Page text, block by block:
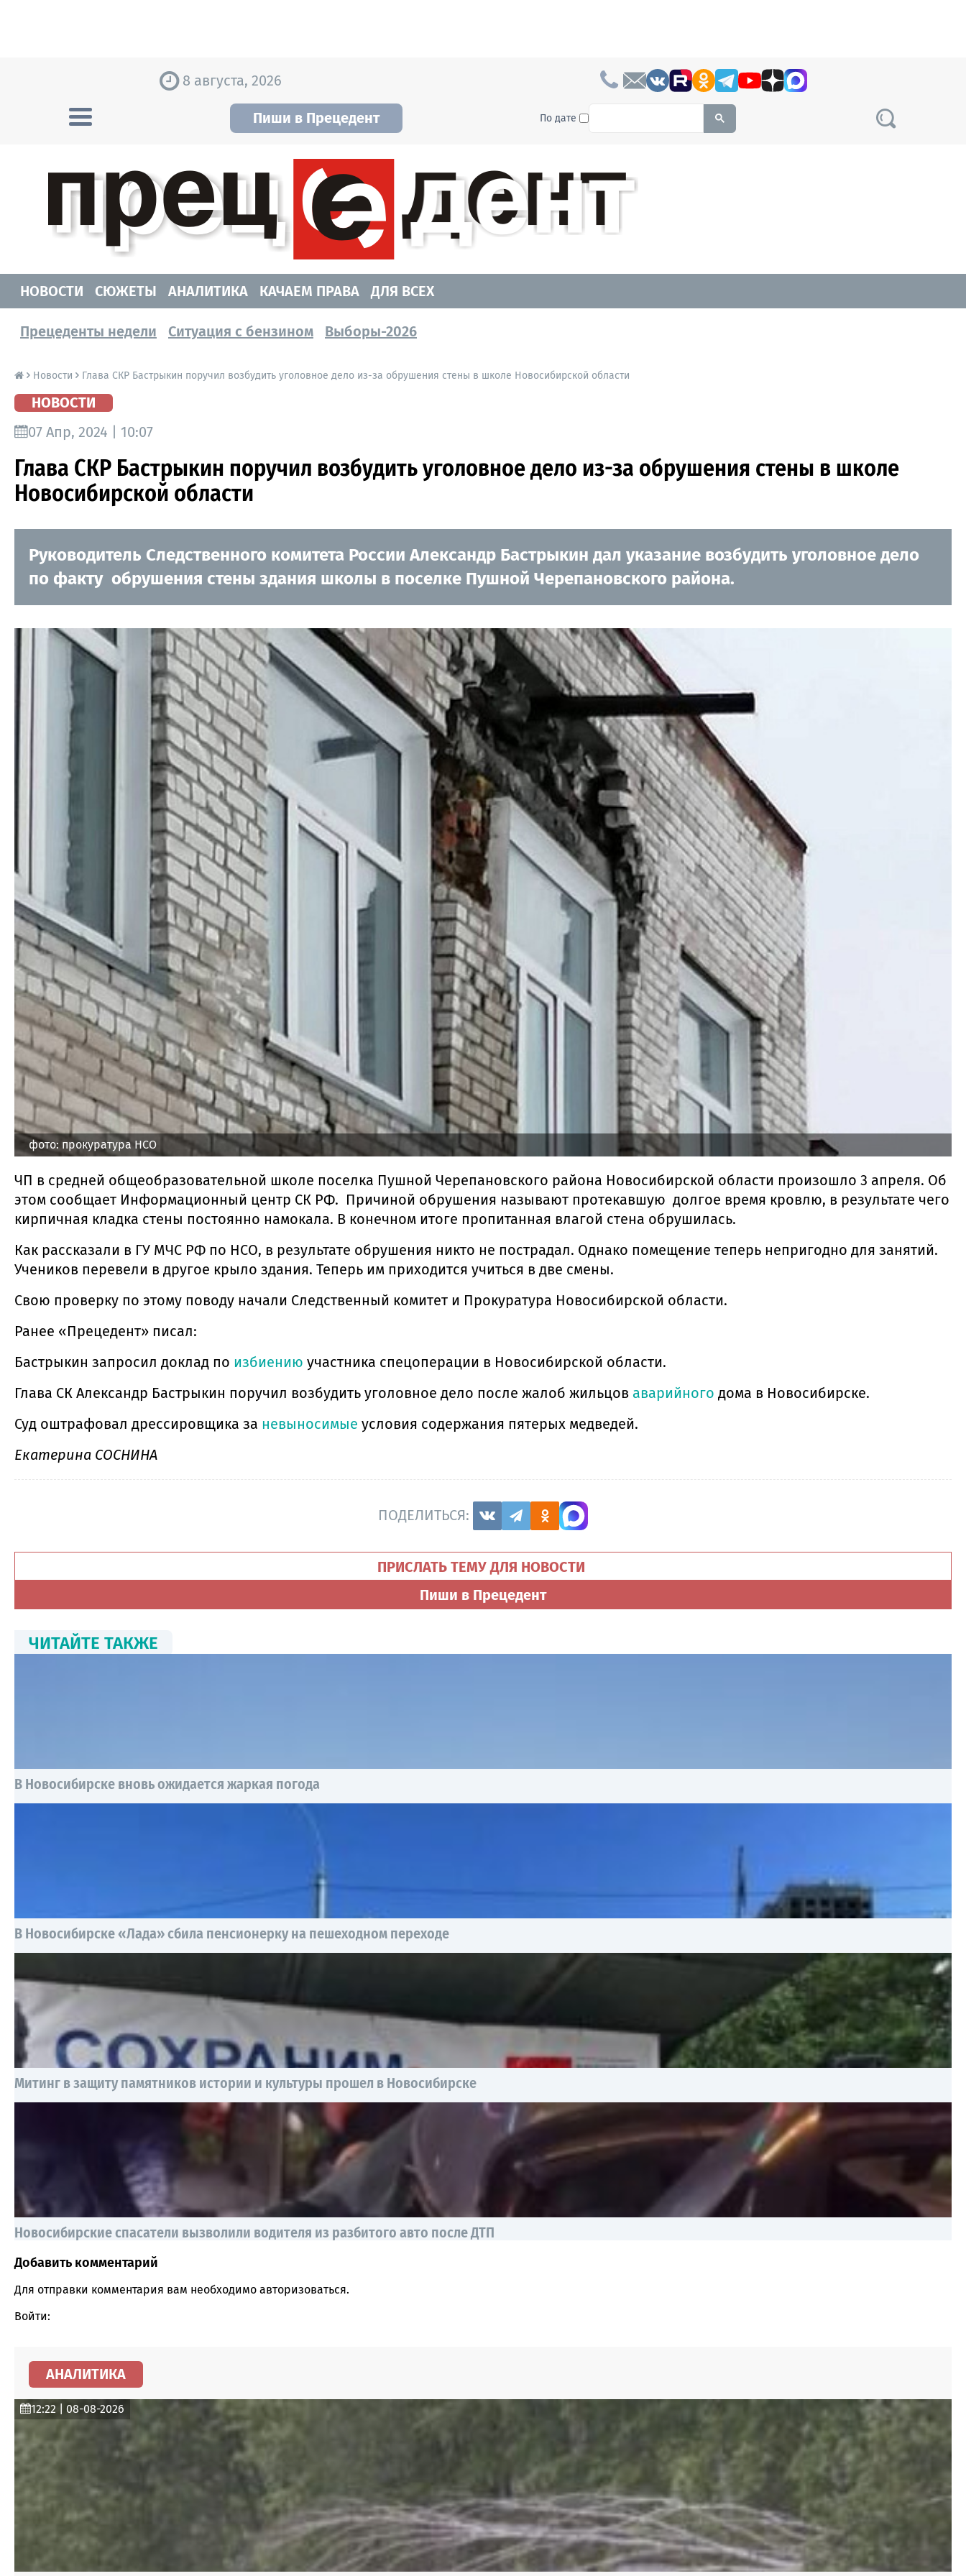
8 августа, 2026
Пиши в Прецедент По дате To search this site, enter a search term
НОВОСТИ
СЮЖЕТЫ АНАЛИТИКА КАЧАЕМ ПРАВА ДЛЯ ВСЕХ
Прецеденты недели Ситуация с бензином Выборы-2026
Новости Глава СКР Бастрыкин поручил возбудить уголовное дело из-за обрушения стены в школе Новосибирской области
НОВОСТИ
07 Апр, 2024 | 10:07
Глава СКР Бастрыкин поручил возбудить уголовное дело из-за обрушения стены в школе
Новосибирской области
Руководитель Следственного комитета России Александр Бастрыкин дал указание возбудить уголовное дело
по факту обрушения стены здания школы в поселке Пушной Черепановского района.
фото: прокуратура НСО
ЧП в средней общеобразовательной школе поселка Пушной Черепановского района Новосибирской области произошло 3 апреля. Об
этом сообщает Информационный центр СК РФ. Причиной обрушения называют протекавшую долгое время кровлю, в результате чего
кирпичная кладка стены постоянно намокала. В конечном итоге пропитанная влагой стена обрушилась.
Как рассказали в ГУ МЧС РФ по НСО, в результате обрушения никто не пострадал. Однако помещение теперь непригодно для занятий.
Учеников перевели в другое крыло здания. Теперь им приходится учиться в две смены.
Свою проверку по этому поводу начали Следственный комитет и Прокуратура Новосибирской области.
Ранее «Прецедент» писал:
Бастрыкин запросил доклад по избиению участника спецоперации в Новосибирской области.
Глава СК Александр Бастрыкин поручил возбудить уголовное дело после жалоб жильцов аварийного дома в Новосибирске.
Суд оштрафовал дрессировщика за невыносимые условия содержания пятерых медведей.
Екатерина СОСНИНА
ПОДЕЛИТЬСЯ:
ПРИСЛАТЬ ТЕМУ ДЛЯ НОВОСТИ
Пиши в Прецедент
ЧИТАЙТЕ ТАКЖЕ
В Новосибирске вновь ожидается жаркая погода
В Новосибирске «Лада» сбила пенсионерку на пешеходном переходе
Митинг в защиту памятников истории и культуры прошел в Новосибирске
Новосибирские спасатели вызволили водителя из разбитого авто после ДТП
Comment section
Добавить комментарий
Для отправки комментария вам необходимо авторизоваться.
Войти:
АНАЛИТИКА
12:22 | 08-08-2026